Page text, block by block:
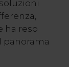
ha reso
panorama